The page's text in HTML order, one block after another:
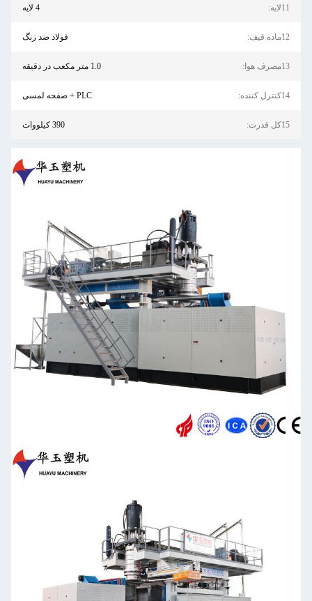
11لایه: 4 لایه
12ماده قیف: فولاد ضد زنگ
13مصرف هوا: 1.0 متر مکعب در دقیقه
14کنترل کننده: PLC + صفحه لمسی
15کل قدرت: 390 کیلووات